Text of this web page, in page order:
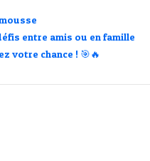
entre amis ou en famille
votre chance ! 🎯🔥